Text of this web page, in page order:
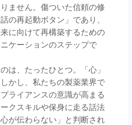
ません。傷ついた信頼の修
の再起動ボタン」であり、
に向けて再構築するための
ケーションのステップで
は、たったひとつ。「心」
かし、私たちの製薬業界で
ライアンスの意識が高まる
クスキルや保身に走る話法
が伝わらない」と判断され